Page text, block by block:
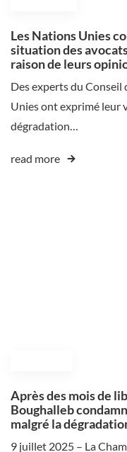
Les Nations Unies
situation des
raison de leurs
Des experts du Conseil
Unies ont exprimé leur
dégradation…
read more
Après des mois de
Boughalleb
malgré la
9 juillet 2025 – La